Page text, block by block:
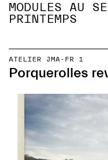
MODULES AU
PRINTEMPS
ATELIER JMA-FR 1
Porquerolles